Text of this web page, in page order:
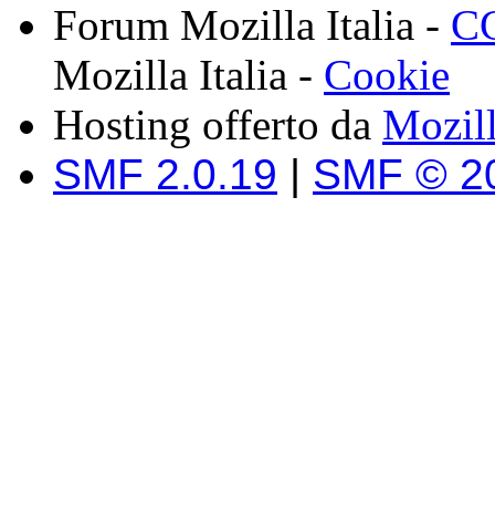
Forum Mozilla Italia -
Mozilla Italia - Cookie
Hosting offerto da
SMF 2.0.19 | SMF ©